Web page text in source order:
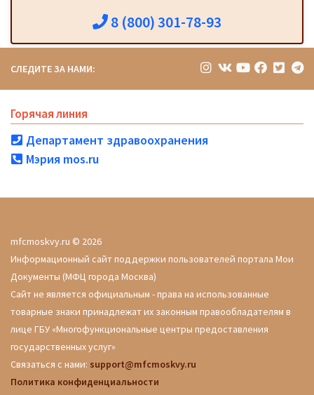
8 (800) 301-78-93
СЛЕДИТЕ ЗА НАМИ:
Горячая линия
Департамент здравоохранения
Мэрия mos.ru
mfcmoskvy.ru © 2026
Информационный сайт поддержки пользователей портала Мои
Документы (МФЦ города Москва)
Сайт не является официальным - права на использованные
товарные знаки принадлежат их законным правообладателям в
лице ГБУ «Многофункциональные центры предоставления
государственных услуг»
Связаться с нами: support@mfcmoskvy.ru
Политика конфиденциальности